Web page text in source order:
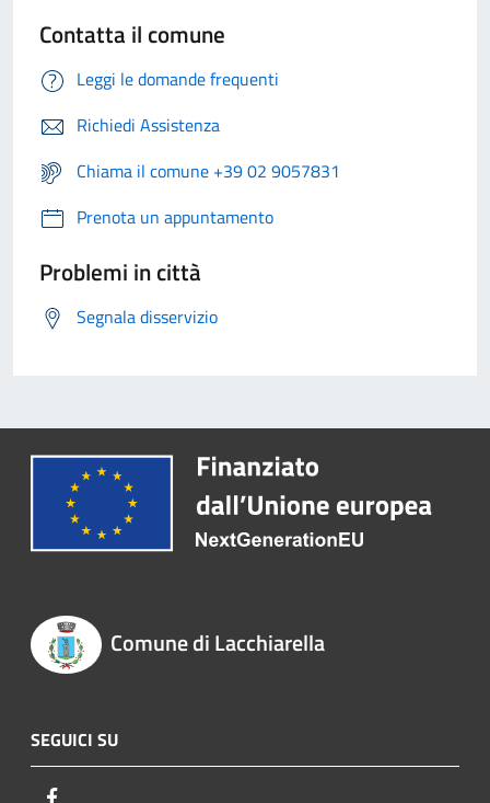
Contatta il comune
Leggi le domande frequenti
Richiedi Assistenza
Chiama il comune +39 02 9057831
Prenota un appuntamento
Problemi in città
Segnala disservizio
Comune di Lacchiarella
SEGUICI SU